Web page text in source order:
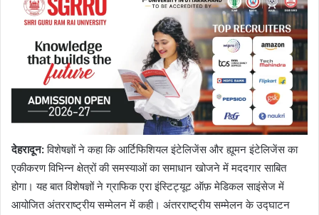
देहरादून:विशेषज्ञों ने कहा कि आर्टिफिशियल इंटेलिजेंस और ह्यूमन इंटेलिजेंस का
एकीकरण विभिन्न क्षेत्रों की समस्याओं का समाधान खोजने में मददगार साबित
होगा। यह बात विशेषज्ञों ने ग्राफिक एरा इंस्टिट्यूट ऑफ़ मेडिकल साइंसेज में
आयोजित अंतरराष्ट्रीय सम्मेलन में कही। अंतरराष्ट्रीय सम्मेलन के उद्घाटन